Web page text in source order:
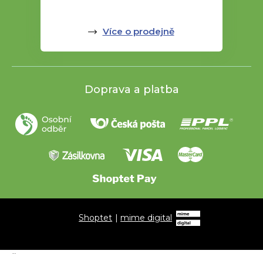
Více o prodejně
Doprava a platba
Shoptet |mime digital